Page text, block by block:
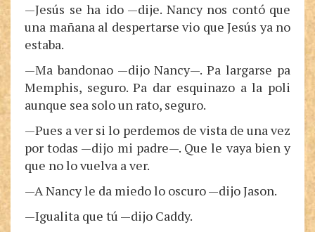
—Jesús se ha ido —dije. Nancy nos contó que
una mañana al despertarse vio que Jesús ya no
estaba.
—Ma bandonao —dijo Nancy—. Pa largarse pa
Memphis, seguro. Pa dar esquinazo a la poli
aunque sea solo un rato, seguro.
—Pues a ver si lo perdemos de vista de una vez
por todas —dijo mi padre—. Que le vaya bien y
que no lo vuelva a ver.
—A Nancy le da miedo lo oscuro —dijo Jason.
—Igualita que tú —dijo Caddy.